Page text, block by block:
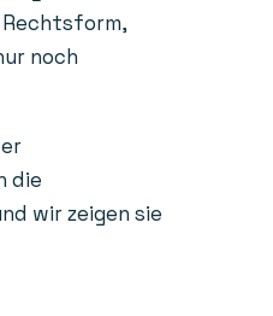
Rechtsform,
noch
die
wir zeigen sie